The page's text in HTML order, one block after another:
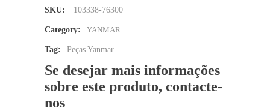
SKU: 103338-76300
Category: YANMAR
Tag: Peças Yanmar
Se desejar mais informações
sobre este produto, contacte-
nos